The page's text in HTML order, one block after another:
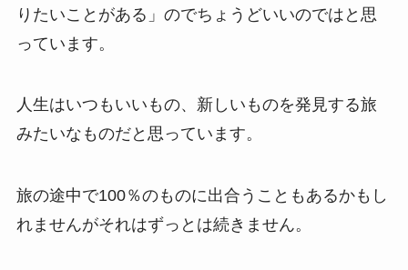
りたいことがある」のでちょうどいいのではと思
っています。
人生はいつもいいもの、新しいものを発見する旅
みたいなものだと思っています。
旅の途中で100％のものに出合うこともあるかもし
れませんがそれはずっとは続きません。